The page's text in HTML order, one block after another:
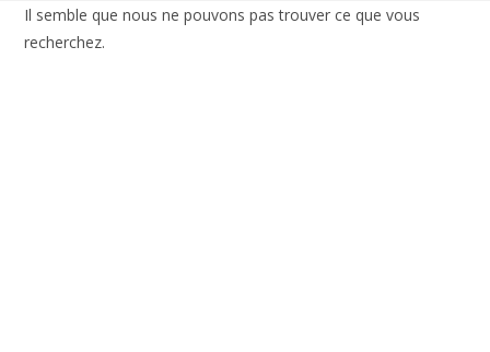
Il semble que nous ne pouvons pas trouver ce que vous
recherchez.